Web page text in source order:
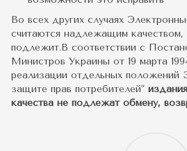
Во всех других случаях
считаются надлежащим качеством,
подлежит.В соответствии с
Министров Украины от 19 марта
реализации отдельных положений
защите прав потребителей"
качества не подлежат обмену,